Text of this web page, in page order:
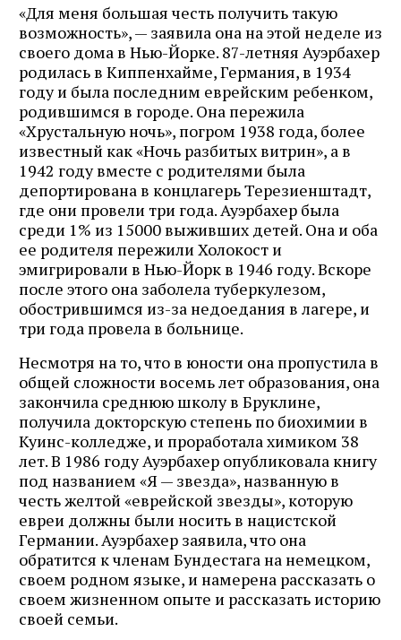
«Для меня большая честь получить такую ​​
возможность», — заявила она на этой неделе из
своего дома в Нью-Йорке. 87-летняя Ауэрбахер
родилась в Киппенхайме, Германия, в 1934
году и была последним еврейским ребенком,
родившимся в городе. Она пережила
«Хрустальную ночь», погром 1938 года, более
известный как «Ночь разбитых витрин», а в
1942 году вместе с родителями была
депортирована в концлагерь Терезиенштадт,
где они провели три года. Ауэрбахер была
среди 1% из 15000 выживших детей. Она и оба
ее родителя пережили Холокост и
эмигрировали в Нью-Йорк в 1946 году. Вскоре
после этого она заболела туберкулезом,
обострившимся из-за недоедания в лагере, и
три года провела в больнице.
Несмотря на то, что в юности она пропустила в
общей сложности восемь лет образования, она
закончила среднюю школу в Бруклине,
получила докторскую степень по биохимии в
Куинс-колледже, и проработала химиком 38
лет. В 1986 году Ауэрбахер опубликовала книгу
под названием «Я — звезда», названную в
честь желтой «еврейской звезды», которую
евреи должны были носить в нацистской
Германии. Ауэрбахер заявила, что она
обратится к членам Бундестага на немецком,
своем родном языке, и намерена рассказать о
своем жизненном опыте и рассказать историю
своей семьи.